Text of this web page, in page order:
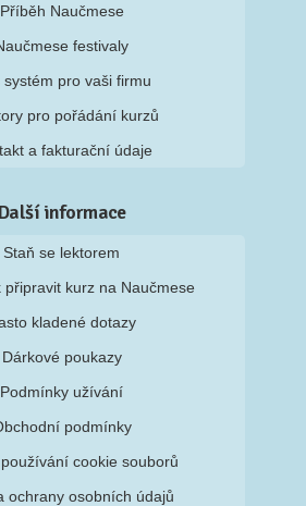
Příběh Naučmese
festivaly
systém pro vaši firmu
pro pořádání kurzů
a fakturační údaje
Další informace
Staň se lektorem
připravit kurz na Naučmese
kladené dotazy
Dárkové poukazy
Podmínky užívání
podmínky
cookie souborů
ochrany osobních údajů